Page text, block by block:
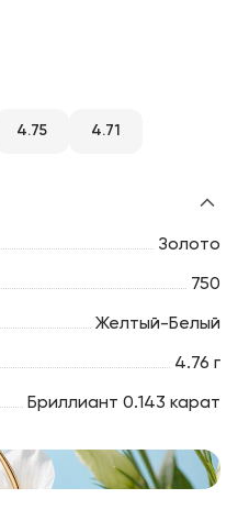
4.75 4.71
Золото
750
Желтый-Белый
4.76 г
Бриллиант 0.143 карат